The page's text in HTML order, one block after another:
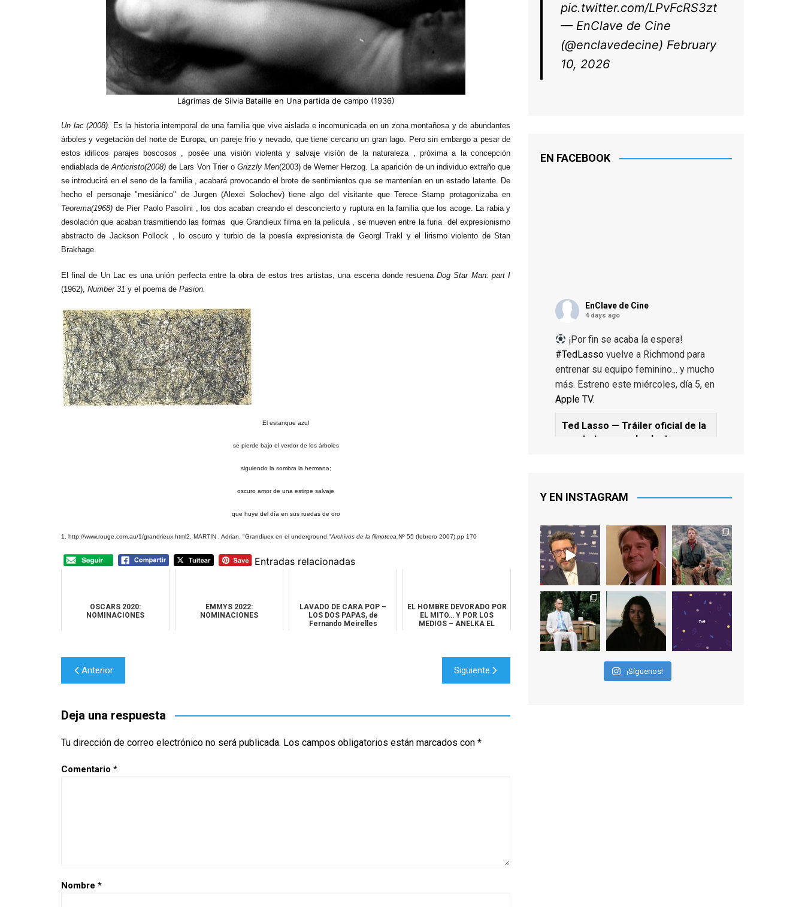
Lágrimas de Silvia Bataille en Una partida de campo (1936)
Un lac (2008).
Es la historia intemporal de una familia que vive aislada e incomunicada en un zona montañosa y de abundantes
árboles y vegetación del norte de Europa, un pareje frío y nevado, que tiene cercano un gran lago. Pero sin embargo a pesar de
estos idilícos parajes boscosos , posée una visión violenta y salvaje visíón de la naturaleza , próxima a la concepción
endiablada deAnticristo(2008) de Lars Von Trier o Grizzly Men(2003) de Werner Herzog. La aparición de un individuo extraño que
se introducirá en el seno de la familia , acabará provocando el brote de sentimientos que se mantenían en un estado latente. De
hecho el personaje "mesiánico" de Jurgen (Alexei Solochev) tiene algo del visitante que Terece Stamp protagonizaba en
Teorema(1968) de Pier Paolo Pasolini , los dos acaban creando el desconcierto y ruptura en la familia que los acoge. La rabia y
desolación que acaban trasmitiendo las formas que Grandieux filma en la película , se mueven entre la furia del expresionismo
abstracto de Jackson Pollock , lo oscuro y turbio de la poesía expresionista de Georgl Trakl y el lirismo violento de Stan
Brakhage.
El final de Un Lac es una unión perfecta entre la obra de estos tres artistas, una escena donde resuenaDog Star Man: part I
(1962), Number 31 y el poema de Pasion.
El estanque azul
se pierde bajo el verdor de los árboles
siguiendo la sombra la hermana;
oscuro amor de una estirpe salvaje
que huye del día en sus ruedas de oro
1. http://www.rouge.com.au/1/grandrieux.html2. MARTIN , Adrian. "Grandiuex en el underground."Archivos de la filmoteca. Nº 55 (febrero 2007).pp 170
Entradas relacionadas
OSCARS 2020:
NOMINACIONES
EMMYS 2022:
NOMINACIONES
LAVADO DE CARA POP –
LOS DOS PAPAS, de
Fernando Meirelles
EL HOMBRE DEVORADO POR
EL MITO… Y POR LOS
MEDIOS – ANELKA EL
Navegación
de
entradas
Anterior Siguiente
Deja una respuesta
Tu dirección de correo electrónico no será publicada. Los campos obligatorios están marcados con *
Comentario *
Nombre *
pic.twitter.com/LPvFcRS3zt
— EnClave de Cine
(@enclavedecine) February
10, 2026
EN FACEBOOK
EnClave de Cine
4 days ago
¡Por fin se acaba la espera!
#TedLasso vuelve a Richmond para
entrenar su equipo feminino... y mucho
más. Estreno este miércoles, día 5, en
Apple TV.
Ted Lasso — Tráiler oficial de la
cuarta temporada: Juntos
View on Facebook · Share
EnClave de Cine
1 week ago
Sobrecogidos por la noticia de la
muerte de Manolo Solo, camaleónico
actor andaluz que nos ha brindado
varias de las interpretaciones más
cine como en televisión. Ganó el Goya
Y EN INSTAGRAM
¡Síguenos!